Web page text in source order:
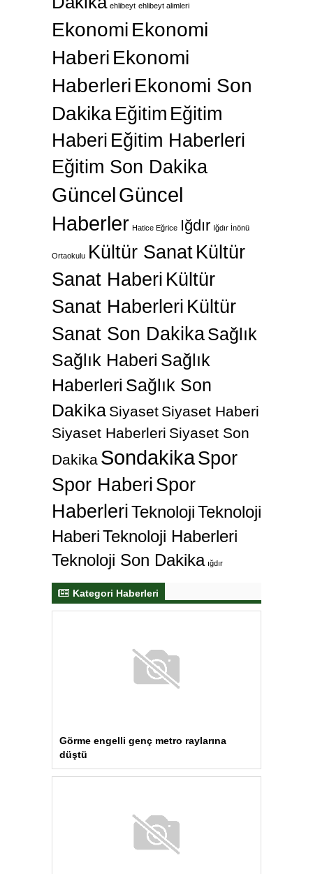
ehlibeyt ehlibeyt alimleri
Ekonomi Ekonomi
Haberi Ekonomi
Haberleri Ekonomi Son
Dakika Eğitim Eğitim
Haberi Eğitim Haberleri
Eğitim Son Dakika
GüncelGüncel
Haberler Hatice Eğrice Iğdır Iğdır İnönü
Ortaokulu Kültür SanatKültür
Sanat Haberi Kültür
Sanat Haberleri Kültür
Sanat Son DakikaSağlık
Sağlık Haberi Sağlık
Haberleri Sağlık Son
Dakika Siyaset Siyaset Haberi
Siyaset Haberleri Siyaset Son
Dakika Sondakika Spor
Spor Haberi Spor
HaberleriTeknolojiTeknoloji
HaberiTeknoloji Haberleri
Teknoloji Son Dakika ığdır
Kategori Haberleri
Görme engelli genç metro raylarına
düştü